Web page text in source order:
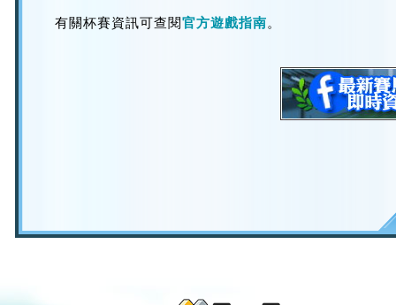
有關杯賽資訊可查閱官方遊戲指南。